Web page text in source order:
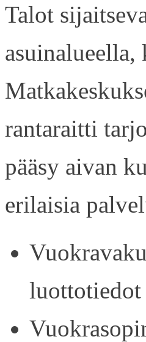
Talot
asuinalueella,
rantaraitti
pääsy aivan
erilaisia
luottotiedot